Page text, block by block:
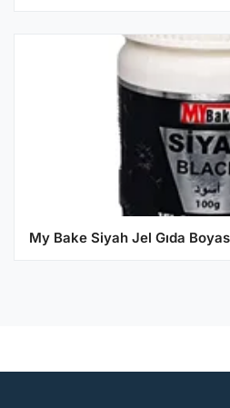
My Bake Siyah Jel Gıda